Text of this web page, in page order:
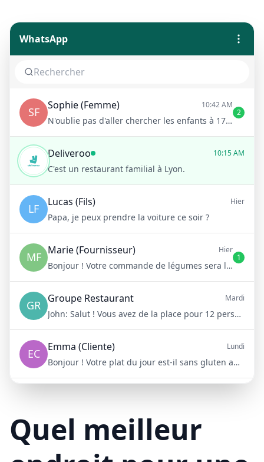
Quel meilleur
WhatsApp
SF Sophie (Femme) 10:42 AM
N'oublie pas d'aller chercher les enfants à 17h !
2
Deliveroo 10:15 AM
C'est un restaurant familial à Lyon.
LF Lucas (Fils) Hier
Papa, je peux prendre la voiture ce soir ?
MF Marie (Fournisseur) Hier
Bonjour ! Votre commande de légumes sera livrée demain matin à 8h
1
GR Groupe Restaurant Mardi
John: Salut ! Vous avez de la place pour 12 personnes samedi soir ?
EC Emma (Cliente) Lundi
Bonjour ! Votre plat du jour est-il sans gluten aujourd'hui ?